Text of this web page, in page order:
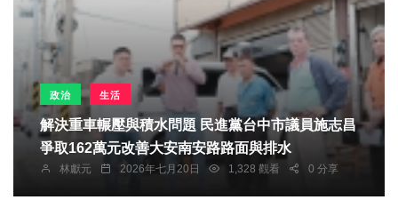
政治 生活
解決重車輾壓與積水問題 民進黨台中市議員施志昌
爭取162萬元改善大安南安路路面與排水
林獻元 2026年七月20日 1,328 觀看 0 分享